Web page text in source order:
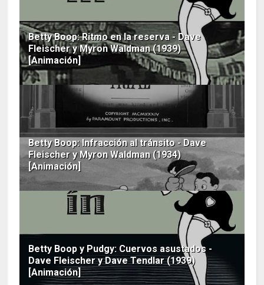
Betty Boop: Ritmo en la reserva - Dave
Fleischer y Myron Waldman (1939)
[Animación]
Betty Boop: Infracción al tránsito - Dave
Fleischer y Myron Waldman (1934)
[Animación]
Betty Boop y Pudgy: Cuervos asustados -
Dave Fleischer y Dave Tendlar (1939)
[Animación]